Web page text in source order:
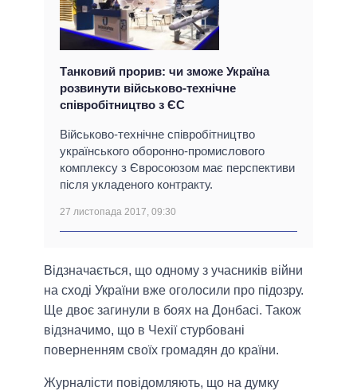
Танковий прорив: чи зможе Україна
розвинути військово-технічне
співробітництво з ЄС
Військово-технічне співробітництво
українського оборонно-промислового
комплексу з Євросоюзом має перспективи
після укладеного контракту.
27 листопада 2017, 09:30
Відзначається, що одному з учасників війни
на сході України вже оголосили про підозру.
Ще двоє загинули в боях на Донбасі. Також
відзначимо, що в Чехії стурбовані
поверненням своїх громадян до країни.
Журналісти повідомляють, що на думку